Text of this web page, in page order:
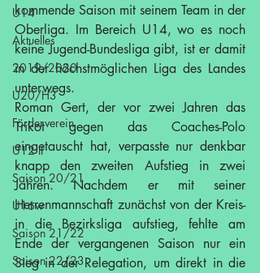
U14
Aktuelles
2019/2020
U20/H3
Förderverein
U12 II
Saison 20/21
U16w
Saison 21/22
Saison 22/23
kommende Saison mit seinem Team in der
Oberliga. Im Bereich U14, wo es noch
keine Jugend-Bundesliga gibt, ist er damit
in der höchstmöglichen Liga des Landes
unterwegs.
Roman Gert, der vor zwei Jahren das
Trikot gegen das Coaches-Polo
eingetauscht hat, verpasste nur denkbar
knapp den zweiten Aufstieg in zwei
Jahren. Nachdem er mit seiner
Herrenmannschaft zunächst von der Kreis-
in die Bezirksliga aufstieg, fehlte am
Ende der vergangenen Saison nur ein
Sieg in der Relegation, um direkt in die